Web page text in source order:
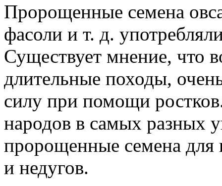
Пророщенные семена
фасоли и т. д.
Существует мнение, что
длительные походы,
силу при помощи
народов в самых разных
пророщенные семена для
и недугов.